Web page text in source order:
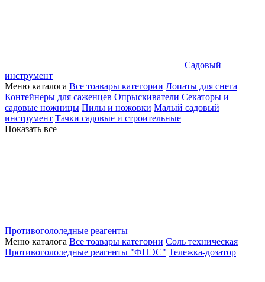
Садовый
инструмент
Меню каталога Все тоавары категории Лопаты для снега
Контейнеры для саженцев Опрыскиватели Секаторы и
садовые ножницы Пилы и ножовки Малый садовый
инструмент Тачки садовые и строительные
Показать все
Противогололедные реагенты
Меню каталога Все тоавары категории Соль техническая
Противогололедные реагенты "ФПЭС" Тележка-дозатор